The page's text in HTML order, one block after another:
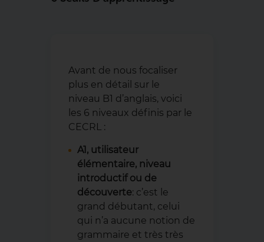
Avant de nous focaliser
plus en détail sur le
niveau B1 d’anglais, voici
les 6 niveaux définis par le
CECRL :
A1, utilisateur
élémentaire, niveau
introductif ou de
découverte: c’est le
grand débutant, celui
qui n’a aucune notion de
grammaire et très très